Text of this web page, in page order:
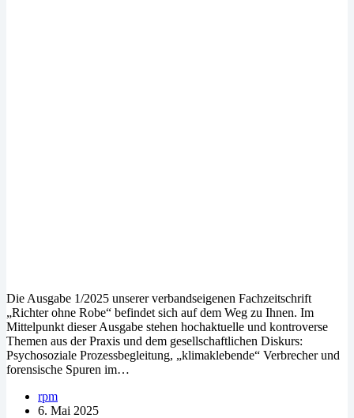
Die Ausgabe 1/2025 unserer verbandseigenen Fachzeitschrift
„Richter ohne Robe“ befindet sich auf dem Weg zu Ihnen. Im
Mittelpunkt dieser Ausgabe stehen hochaktuelle und kontroverse
Themen aus der Praxis und dem gesellschaftlichen Diskurs:
Psychosoziale Prozessbegleitung, „klimaklebende“ Verbrecher und
forensische Spuren im…
rpm
6. Mai 2025